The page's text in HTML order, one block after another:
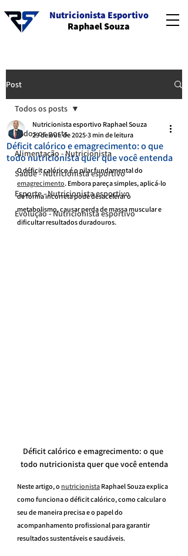
Nutricionista Esportivo
Raphael Souza
Post
Todos os posts
Alimentação - Nutricionista
Saúde - Nutricionista esportivo
Esporte - Nutricionista esportivo
Evolução - Nutricionista esportivo
Todos os posts
Déficit calórico e emagrecimento: o que
todo nutricionista quer que você entenda
Nutricionista esportivo Raphael Souza
29 de out. de 2025 3 min de leitura
O déficit calórico é o pilar fundamental do
emagrecimento. Embora pareça simples, aplicá-lo
de forma incorreta pode desacelerar o
metabolismo, causar perda de massa muscular e
dificultar resultados duradouros.
Déficit calórico e emagrecimento: o que
todo nutricionista quer que você entenda
Neste artigo, o nutricionista Raphael Souza explica
como funciona o déficit calórico, como calcular o
seu de maneira precisa e o papel do
acompanhamento profissional para garantir
resultados sustentáveis e saudáveis.